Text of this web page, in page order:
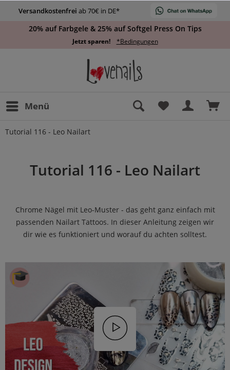
Versandkostenfrei ab 70€ in DE*
20% auf Farbgele & 25% auf Softgel Press On Tips
Jetzt sparen! *Bedingungen
Menü
Tutorial 116 - Leo Nailart
Tutorial 116 - Leo Nailart
Chrome Nägel mit Leo-Muster - das geht ganz einfach mit
passenden Nailart Tattoos. In dieser Anleitung zeigen wir
dir wie es funktioniert und worauf du achten solltest.